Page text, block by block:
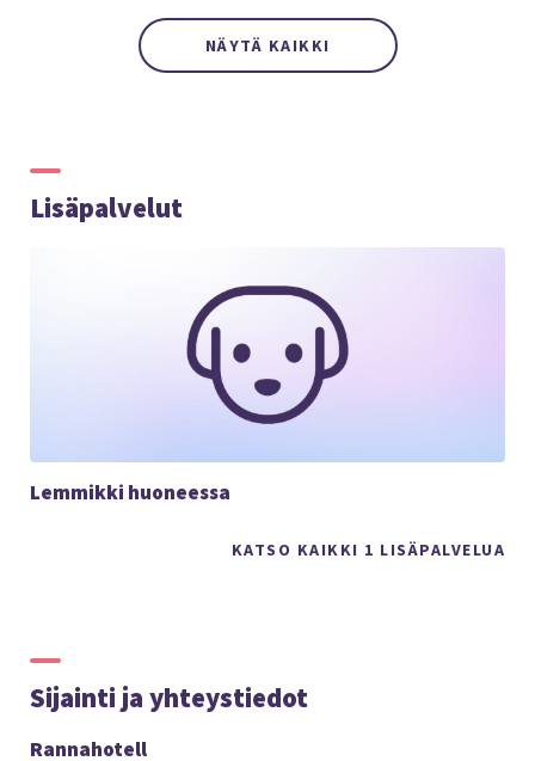
NÄYTÄ KAIKKI
Lisäpalvelut
KATSO KAIKKI 1 LISÄPALVELUA
Lemmikki huoneessa
Sijainti ja yhteystiedot
Rannahotell